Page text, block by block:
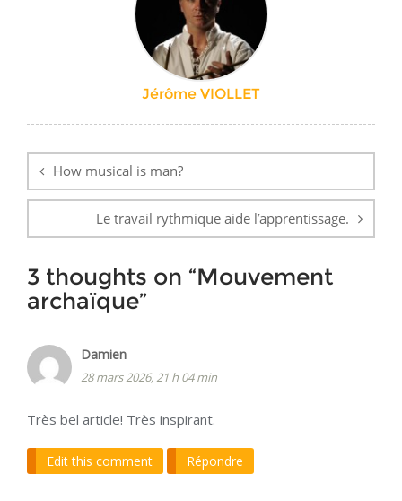
Jérôme VIOLLET
de
l’article
How musical is man?
Le travail rythmique aide l’apprentissage.
3 thoughts on “Mouvement
archaïque”
Damien
28 mars 2026, 21 h 04 min
Très bel article! Très inspirant.
Edit this comment Répondre